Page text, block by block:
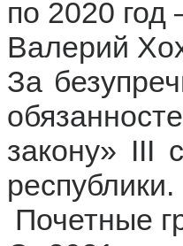
по 2020 год
Валерий
За
закону» III
Почетные